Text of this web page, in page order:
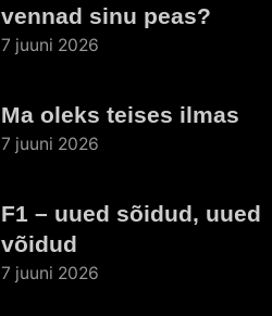
vennad sinu peas?
7 juuni 2026
Ma oleks teises ilmas
7 juuni 2026
F1 – uued sõidud, uued
võidud
7 juuni 2026